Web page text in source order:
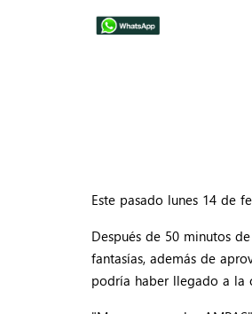
Este pasado lunes 14 de
Después de 50 minutos
fantasías, además de
podría haber llegado a la